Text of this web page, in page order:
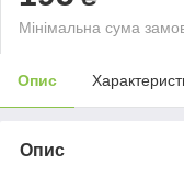
Мінімальна сума
Опис
Опис